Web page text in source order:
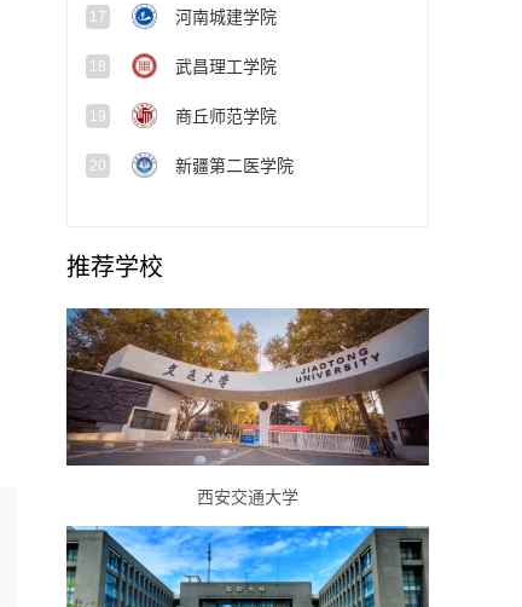
17 河南城建学院
18 武昌理工学院
19 商丘师范学院
20 新疆第二医学院
推荐学校
西安交通大学